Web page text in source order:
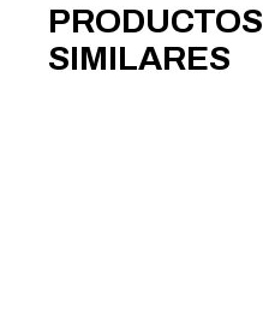
PRODUCTOS
SIMILARES